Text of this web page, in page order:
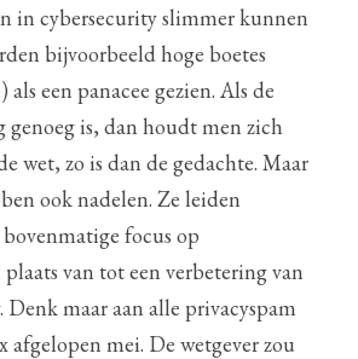
in cybersecurity slimmer kunnen
bijvoorbeeld hoge boetes
als een panacee gezien. Als de
genoeg is, dan houdt men zich
wet, zo is dan de gedachte. Maar
ook nadelen. Ze leiden
focus op
plaats van tot een verbetering van
Denk maar aan alle privacyspam
afgelopen mei. De wetgever zou